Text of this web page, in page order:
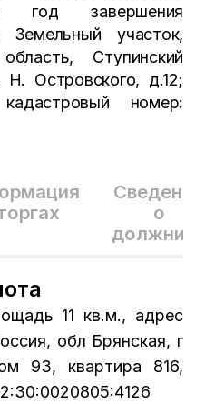
Сведения
о
11 кв.м., адрес
обл Брянская, г
93, квартира 816,
год завершения
Земельный участок,
Ступинский
Островского, д.12;
номер: